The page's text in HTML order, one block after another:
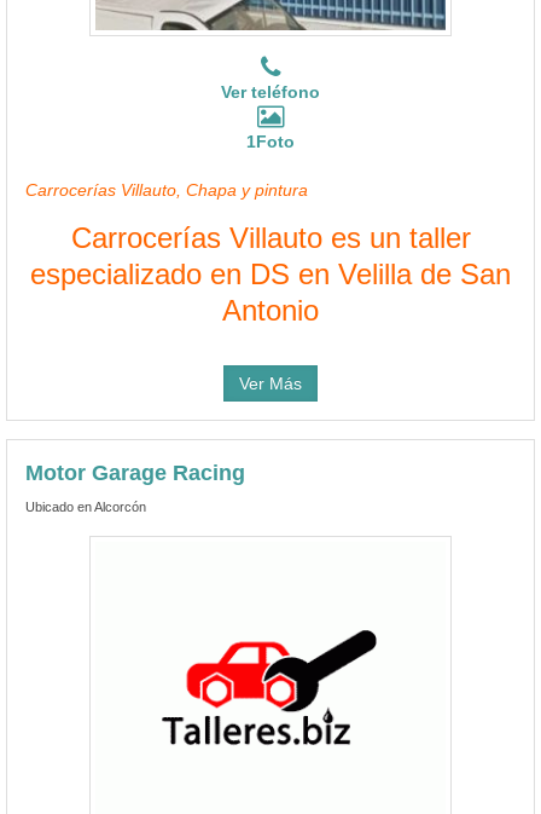
Ver teléfono
1Foto
Carrocerías Villauto, Chapa y pintura
Carrocerías Villauto es un taller
especializado en DS en Velilla de San
Antonio
Ver Más
Motor Garage Racing
Ubicado en Alcorcón